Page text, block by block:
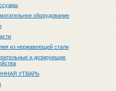
оборудование
из нержавеющей стали
и дозирующие
УТВАРЬ